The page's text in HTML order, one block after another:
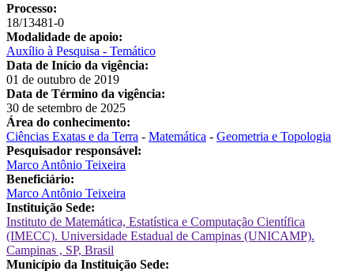
Processo:
18/13481-0
Modalidade de apoio:
Auxílio à Pesquisa - Temático
Data de Início da vigência:
01 de outubro de 2019
Data de Término da vigência:
30 de setembro de 2025
Área do conhecimento:
Ciências Exatas e da Terra - Matemática - Geometria e Topologia
Pesquisador responsável:
Marco Antônio Teixeira
Beneficiário:
Marco Antônio Teixeira
Instituição Sede:
Instituto de Matemática, Estatística e Computação Científica
(IMECC). Universidade Estadual de Campinas (UNICAMP).
Campinas , SP, Brasil
Município da Instituição Sede: